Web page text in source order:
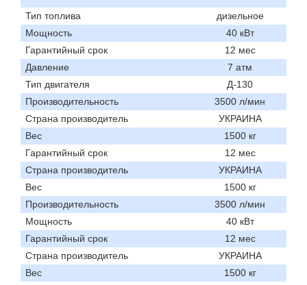
Тип топлива
дизельное
Мощность
40 кВт
Гарантийный срок
12 мес
Давление
7 атм
Тип двигателя
Д-130
Производительность
3500 л/мин
Страна производитель
УКРАИНА
Вес
1500 кг
Гарантийный срок
12 мес
Страна производитель
УКРАИНА
Вес
1500 кг
Производительность
3500 л/мин
Мощность
40 кВт
Гарантийный срок
12 мес
Страна производитель
УКРАИНА
Вес
1500 кг